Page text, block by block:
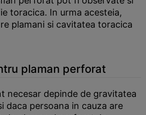
toracica. In urma acesteia,
plamani si cavitatea toracica
plaman perforat
necesar depinde de gravitatea
daca persoana in cauza are